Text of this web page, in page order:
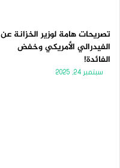
تصريحات هامة لوزير الخزانة عن
الفيدرالي الأمريكي وخفض
الفائدة!
سبتمبر 24, 2025